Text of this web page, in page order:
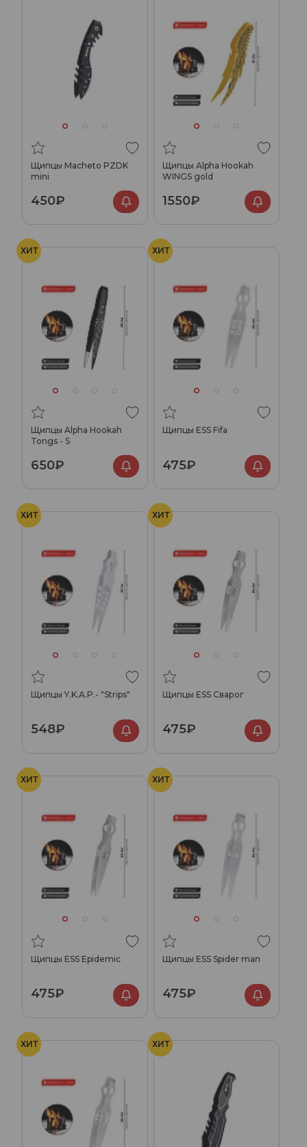
Щипцы Macheto PZDK
mini
450₽
Щипцы Alpha Hookah
WINGS gold
1550₽
ХИТ
Щипцы Alpha Hookah
Tongs - S
650₽
ХИТ
Щипцы ESS Fifa
475₽
ХИТ
Щипцы Y.K.A.P.- "Strips"
548₽
ХИТ
Щипцы ESS Сварог
475₽
ХИТ
Щипцы ESS Epidemic
475₽
ХИТ
Щипцы ESS Spider man
475₽
ХИТ ХИТ